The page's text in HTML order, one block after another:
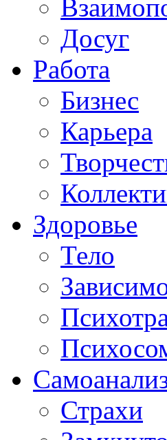
Досуг
Работа
Бизнес
Карьера
Здоровье
Тело
Страхи